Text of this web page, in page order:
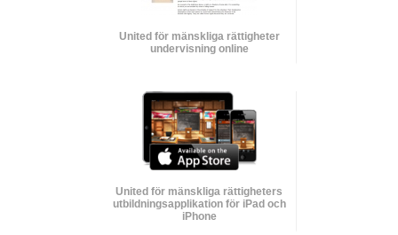
United för mänskliga rättigheter
undervisning online
United för mänskliga rättigheters
utbildnings­applikation för iPad och
iPhone